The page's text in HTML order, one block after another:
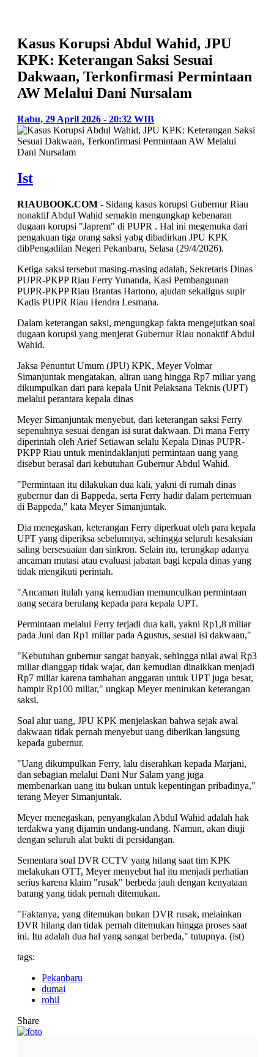
Kasus Korupsi Abdul Wahid, JPU
KPK: Keterangan Saksi Sesuai
Dakwaan, Terkonfirmasi Permintaan
AW Melalui Dani Nursalam
Rabu, 29 April 2026 - 20:32 WIB
Ist
RIAUBOOK.COM - Sidang kasus korupsi Gubernur Riau
nonaktif Abdul Wahid semakin mengungkap kebenaran
dugaan korupsi "Japrem" di PUPR . Hal ini megemuka dari
pengakuan tiga orang saksi yabg dibadirkan JPU KPK
dibPengadilan Negeri Pekanbaru, Selasa (29/4/2026).
Ketiga saksi tersebut masing-masing adalah, Sekretaris Dinas
PUPR-PKPP Riau Ferry Yunanda, Kasi Pembangunan
PUPR-PKPP Riau Brantas Hartono, ajudan sekaligus supir
Kadis PUPR Riau Hendra Lesmana.
Dalam keterangan saksi, mengungkap fakta mengejutkan soal
dugaan korupsi yang menjerat Gubernur Riau nonaktif Abdul
Wahid.
Jaksa Penuntut Umum (JPU) KPK, Meyer Volmar
Simanjuntak mengatakan, aliran uang hingga Rp7 miliar yang
dikumpulkan dari para kepala Unit Pelaksana Teknis (UPT)
melalui perantara kepala dinas
Meyer Simanjuntak menyebut, dari keterangan saksi Ferry
sepenuhnya sesuai dengan isi surat dakwaan. Di mana Ferry
diperintah oleh Arief Setiawan selalu Kepala Dinas PUPR-
PKPP Riau untuk menindaklanjuti permintaan uang yang
disebut berasal dari kebutuhan Gubernur Abdul Wahid.
"Permintaan itu dilakukan dua kali, yakni di rumah dinas
gubernur dan di Bappeda, serta Ferry hadir dalam pertemuan
di Bappeda," kata Meyer Simanjuntak.
Dia menegaskan, keterangan Ferry diperkuat oleh para kepala
UPT yang diperiksa sebelumnya, sehingga seluruh kesaksian
saling bersesuaian dan sinkron. Selain itu, terungkap adanya
ancaman mutasi atau evaluasi jabatan bagi kepala dinas yang
tidak mengikuti perintah.
"Ancaman itulah yang kemudian memunculkan permintaan
uang secara berulang kepada para kepala UPT.
Permintaan melalui Ferry terjadi dua kali, yakni Rp1,8 miliar
pada Juni dan Rp1 miliar pada Agustus, sesuai isi dakwaan,"
"Kebutuhan gubernur sangat banyak, sehingga nilai awal Rp3
miliar dianggap tidak wajar, dan kemudian dinaikkan menjadi
Rp7 miliar karena tambahan anggaran untuk UPT juga besar,
hampir Rp100 miliar," ungkap Meyer menirukan keterangan
saksi.
Soal alur uang, JPU KPK menjelaskan bahwa sejak awal
dakwaan tidak pernah menyebut uang diberikan langsung
kepada gubernur.
"Uang dikumpulkan Ferry, lalu diserahkan kepada Marjani,
dan sebagian melalui Dani Nur Salam yang juga
membenarkan uang itu bukan untuk kepentingan pribadinya,"
terang Meyer Simanjuntak.
Meyer menegaskan, penyangkalan Abdul Wahid adalah hak
terdakwa yang dijamin undang-undang. Namun, akan diuji
dengan seluruh alat bukti di persidangan.
Sementara soal DVR CCTV yang hilang saat tim KPK
melakukan OTT, Meyer menyebut hal itu menjadi perhatian
serius karena klaim "rusak" berbeda jauh dengan kenyataan
barang yang tidak pernah ditemukan.
"Faktanya, yang ditemukan bukan DVR rusak, melainkan
DVR hilang dan tidak pernah ditemukan hingga proses saat
ini. Itu adalah dua hal yang sangat berbeda," tutupnya. (ist)
tags:
Pekanbaru
dumai
rohil
Share